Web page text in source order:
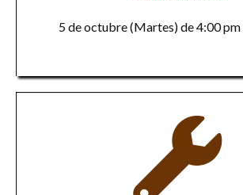
5 de octubre (Martes) de 4:00 pm